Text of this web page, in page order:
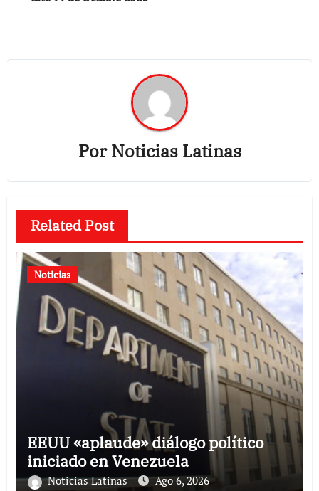
PorNoticias Latinas
Related Post
Noticias
EEUU «aplaude» diálogo político
iniciado en Venezuela
Noticias Latinas Ago 6, 2026